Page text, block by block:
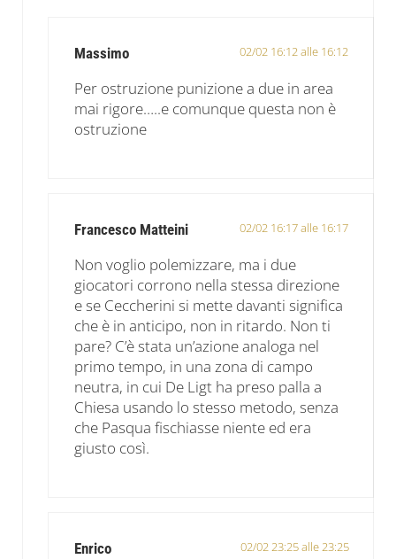
Massimo 02/02 16:12 alle 16:12
Per ostruzione punizione a due in area
mai rigore…..e comunque questa non è
ostruzione
Francesco Matteini 02/02 16:17 alle 16:17
Non voglio polemizzare, ma i due
giocatori corrono nella stessa direzione
e se Ceccherini si mette davanti significa
che è in anticipo, non in ritardo. Non ti
pare? C’è stata un’azione analoga nel
primo tempo, in una zona di campo
neutra, in cui De Ligt ha preso palla a
Chiesa usando lo stesso metodo, senza
che Pasqua fischiasse niente ed era
giusto così.
Enrico 02/02 23:25 alle 23:25